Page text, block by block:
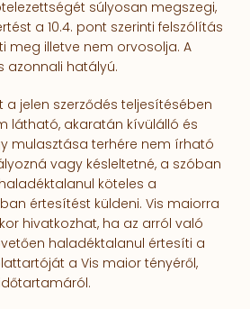
súlyosan megszegi,
a 10.4. pont szerinti felszólítás
meg illetve nem orvosolja. A
azonnali hatályú.
a jelen szerződés teljesítésében
lát­ha­tó, aka­ratán kí­vülálló és
mulasztása terhére nem ír­ható
vagy kés­leltetné, a szóban
köteles a
értesítést küldeni. Vis maiorra
hivatkozhat, ha az arról való
haladéktalanul értesíti a
a Vis maior tényéről,